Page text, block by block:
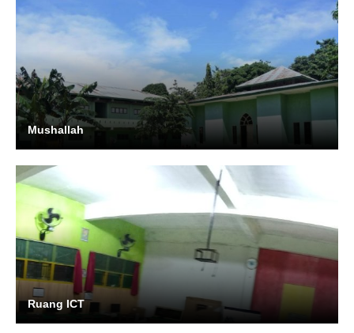
Mushallah
Ruang ICT